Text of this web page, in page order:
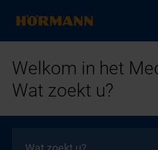
Welkom in het
Wat zoekt u?